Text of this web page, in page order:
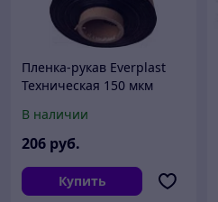
Пленка-рукав Everplast
Техническая 150 мкм
В наличии
206 руб.
Купить